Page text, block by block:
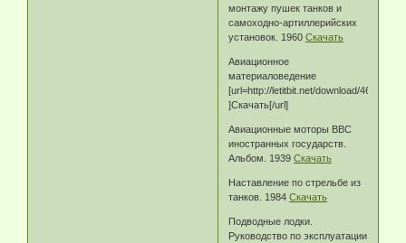
монтажу пушек танков и
самоходно-артиллерийских
установок. 1960Скачать
Авиационное
материаловедение
[url=http://letitbit.net/download/
]Скачать[/url]
Авиационные моторы ВВС
иностранных государств.
Альбом. 1939Скачать
Наставление по стрельбе из
танков. 1984Скачать
Подводные лодки.
Руководство по эксплуатации